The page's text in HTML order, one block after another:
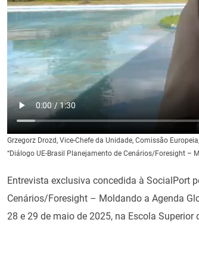
Grzegorz Drozd, Vice-Chefe da Unidade, Comissão
“Diálogo UE-Brasil Planejamento de Cenários/Foresight –
Entrevista exclusiva concedida à SocialPort
Cenários/Foresight – Moldando a Agenda
28 e 29 de maio de 2025, na Escola Superior